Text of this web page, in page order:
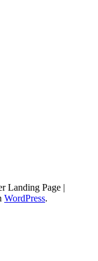
Landing Page |
WordPress.